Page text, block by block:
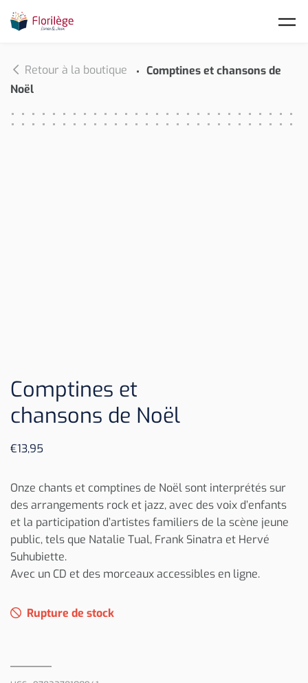
Retour à la boutique
Comptines et chansons de
Noël
Comptines et
chansons de Noël
€13,95
Onze chants et comptines de Noël sont interprétés sur
des arrangements rock et jazz, avec des voix d’enfants
et la participation d’artistes familiers de la scène jeune
public, tels que Natalie Tual, Frank Sinatra et Hervé
Suhubiette.
Avec un CD et des morceaux accessibles en ligne.
Rupture de stock